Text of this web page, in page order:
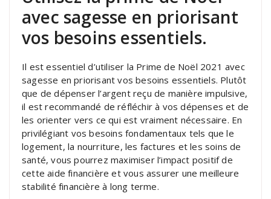
avec sagesse en priorisant
vos besoins essentiels.
Il est essentiel d’utiliser la Prime de Noël 2021 avec
sagesse en priorisant vos besoins essentiels. Plutôt
que de dépenser l’argent reçu de manière impulsive,
il est recommandé de réfléchir à vos dépenses et de
les orienter vers ce qui est vraiment nécessaire. En
privilégiant vos besoins fondamentaux tels que le
logement, la nourriture, les factures et les soins de
santé, vous pourrez maximiser l’impact positif de
cette aide financière et vous assurer une meilleure
stabilité financière à long terme.